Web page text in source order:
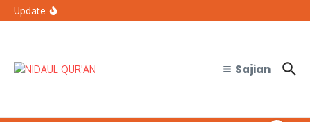
Lewati ke konten
Update
Sajian